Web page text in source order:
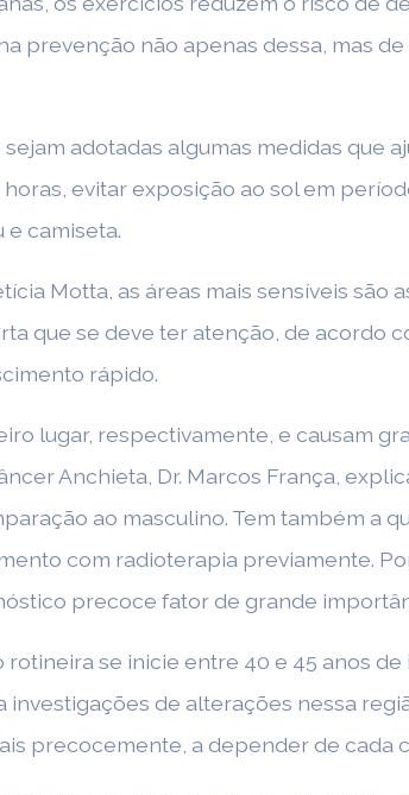
prevenção não apenas dessa, mas
adotadas algumas medidas que
evitar exposição ao sol em
e camiseta.
Motta, as áreas mais sensíveis são
que se deve ter atenção, de acordo
rápido.
lugar, respectivamente, e causam
Anchieta, Dr. Marcos França,
ao masculino. Tem também a
com radioterapia previamente.
precoce fator de grande
se inicie entre 40 e 45 anos
de alterações nessa
precocemente, a depender de cada